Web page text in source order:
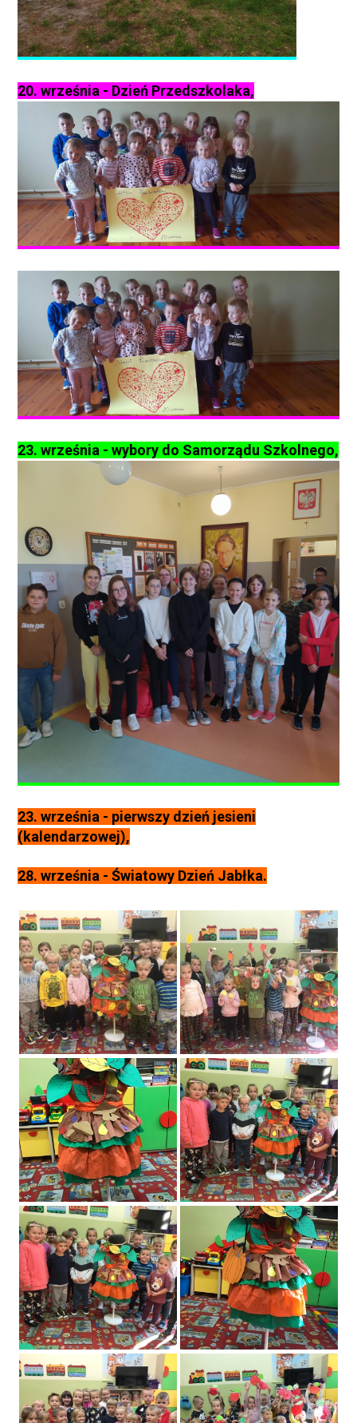
20. września - Dzień Przedszkolaka,
23. września - wybory do Samorządu Szkolnego,
23. września - pierwszy dzień jesieni
(kalendarzowej),
28. września - Światowy Dzień Jabłka.